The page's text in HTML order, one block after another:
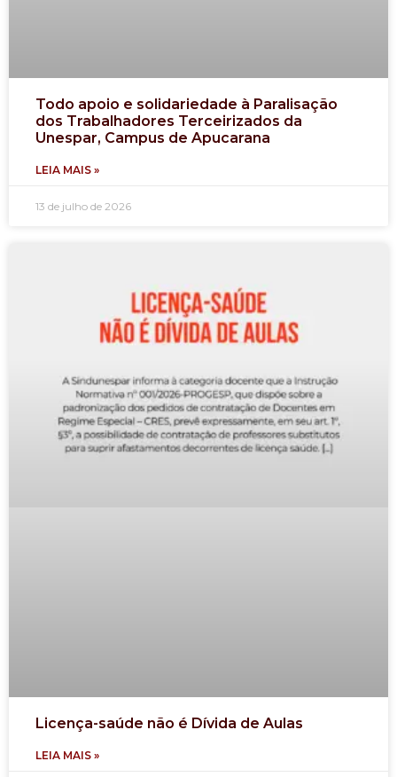
Todo apoio e solidariedade à Paralisação
dos Trabalhadores Terceirizados da
Unespar, Campus de Apucarana
LEIA MAIS »
13 de julho de 2026
Licença-saúde não é Dívida de Aulas
LEIA MAIS »